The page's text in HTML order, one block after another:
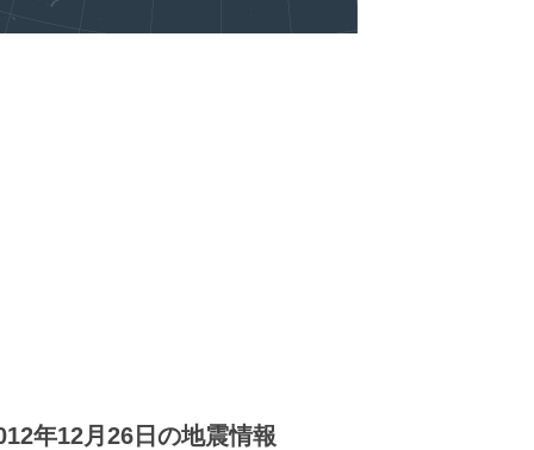
年12月26日の地震情報